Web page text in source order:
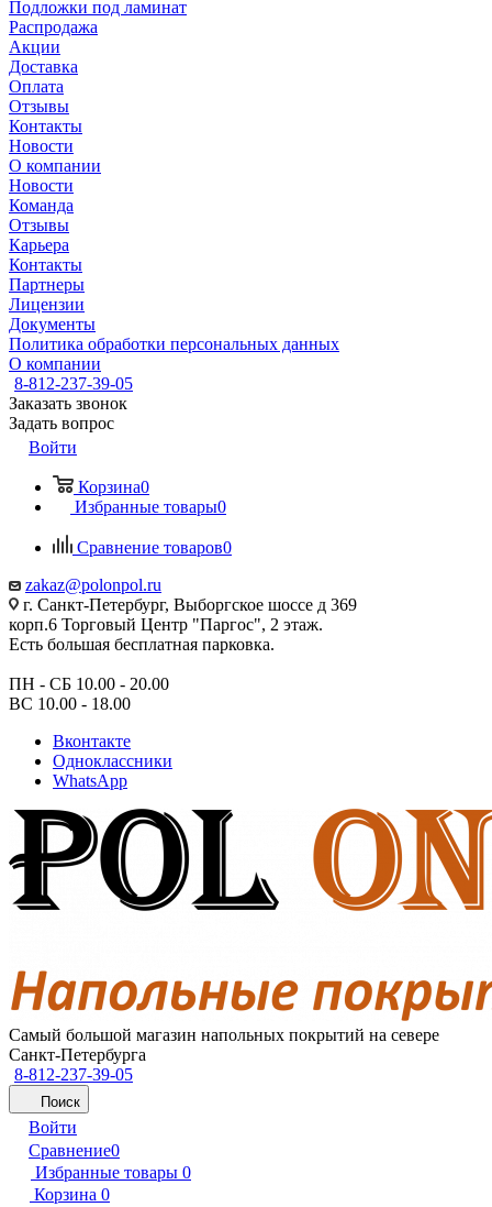
Подложки под ламинат
Распродажа
Акции
Доставка
Оплата
Отзывы
Контакты
Новости
О компании
Новости
Команда
Отзывы
Карьера
Контакты
Партнеры
Лицензии
Документы
Политика обработки персональных данных
О компании
8-812-237-39-05
Заказать звонок
Задать вопрос
Войти
Корзина0
Избранные товары0
Сравнение товаров0
zakaz@polonpol.ru
г. Санкт-Петербург, Выборгское шоссе д 369
корп.6 Торговый Центр "Паргос", 2 этаж.
Есть большая бесплатная парковка.
ПН - СБ 10.00 - 20.00
ВС 10.00 - 18.00
Вконтакте
Одноклассники
WhatsApp
Самый большой магазин напольных покрытий на севере
Санкт-Петербурга
8-812-237-39-05
Поиск
Войти
Сравнение0
Избранные товары 0
Корзина 0